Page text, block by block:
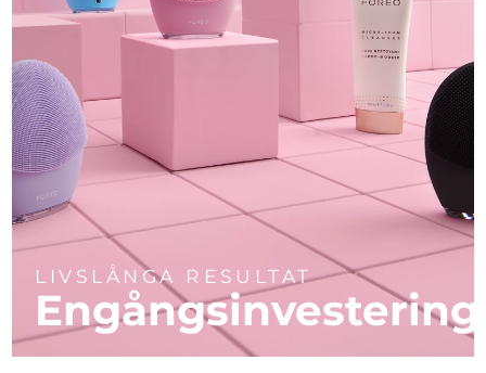
LIVSLÅNGA RESULTAT
Engångsinvestering